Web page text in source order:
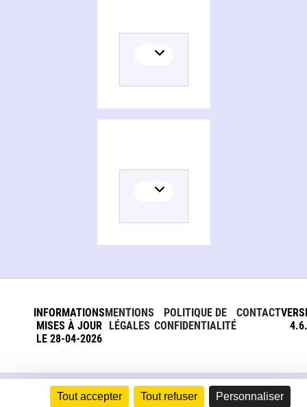
Tout accepter Tout refuser Personnaliser
INFORMATIONS
MISES À JOUR
LE 28-04-2026
MENTIONS
LÉGALES
POLITIQUE DE
CONFIDENTIALITÉ
CONTACT